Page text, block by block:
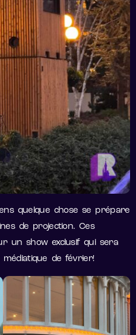
quelque chose se prépare
de projection. Ces
un show exclusif qui sera
de février!